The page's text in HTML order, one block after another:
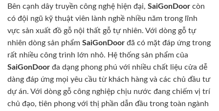
Bên cạnh dây truyền công nghệ hiện đại, SaiGonDoor còn
có đội ngũ kỹ thuật viên lành nghề nhiều năm trong lĩnh
vực sản xuất đồ gỗ nội thất gỗ tự nhiên. Với dòng gỗ tự
nhiên dòng sản phẩm SaiGonDoor đã có mặt đáp ứng trong
rất nhiều công trình lớn nhỏ. Hệ thống sản phẩm của
SaiGonDoor đa dạng phong phú với nhiều chất liệu cửa dễ
dàng đáp ứng mọi yêu cầu từ khách hàng và các chủ đầu tư
dự án. Với dòng gỗ công nghiệp chịu nước đang chiếm vị trí
chủ đạo, tiên phong với thị phần dẫn đầu trong toàn ngành